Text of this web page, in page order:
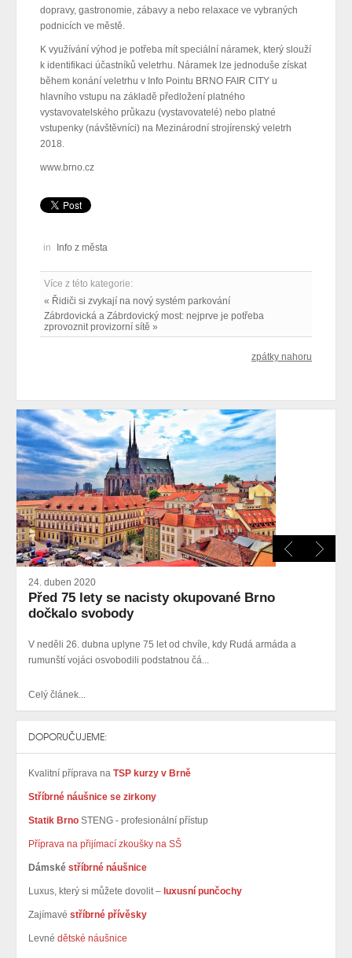
dopravy, gastronomie, zábavy a nebo relaxace ve vybraných
podnicích ve městě.
K využívání výhod je potřeba mít speciální náramek, který slouží
k identifikaci účastníků veletrhu. Náramek lze jednoduše získat
během konání veletrhu v Info Pointu BRNO FAIR CITY u
hlavního vstupu na základě předložení platného
vystavovatelského průkazu (vystavovatelé) nebo platné
vstupenky (návštěvníci) na Mezinárodní strojírenský veletrh
2018.
www.brno.cz
in Info z města
Více z této kategorie:
« Řidiči si zvykají na nový systém parkování
Zábrdovická a Zábrdovický most: nejprve je potřeba
zprovoznit provizorní sítě »
zpátky nahoru
24. duben 2020
Před 75 lety se nacisty okupované Brno
dočkalo svobody
V neděli 26. dubna uplyne 75 let od chvíle, kdy Rudá armáda a
rumunští vojáci osvobodili podstatnou čá...
Celý článek...
DOPORUČUJEME:
Kvalitní příprava na TSP kurzy v Brně
Stříbrné náušnice se zirkony
Statik Brno STENG - profesionální přístup
Příprava na přijímací zkoušky na SŠ
Dámské stříbrné náušnice
Luxus, který si můžete dovolit – luxusní punčochy
Zajímavé stříbrné přívěsky
Levné dětské náušnice